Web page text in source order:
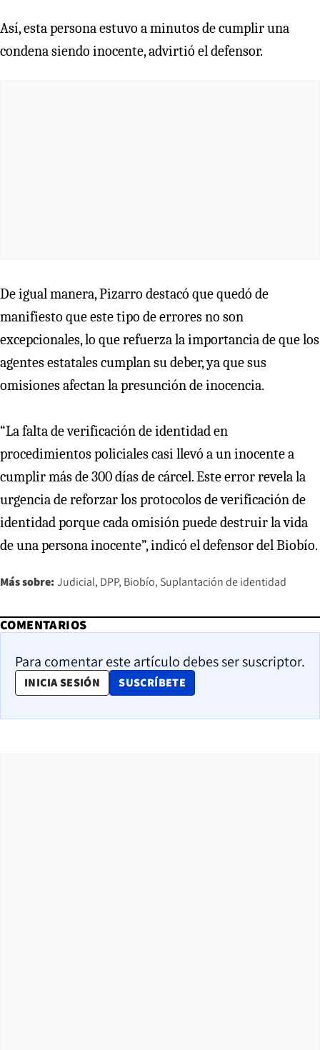
Así, esta persona estuvo a minutos de cumplir una
condena siendo inocente, advirtió el defensor.
De igual manera, Pizarro destacó que quedó de
manifiesto que este tipo de errores no son
excepcionales, lo que refuerza la importancia de que los
agentes estatales cumplan su deber, ya que sus
omisiones afectan la presunción de inocencia.
“La falta de verificación de identidad en
procedimientos policiales casi llevó a un inocente a
cumplir más de 300 días de cárcel. Este error revela la
urgencia de reforzar los protocolos de verificación de
identidad porque cada omisión puede destruir la vida
de una persona inocente”, indicó el defensor del Biobío.
Más sobre: Judicial DPP Biobío Suplantación de identidad
COMENTARIOS
Para comentar este artículo debes ser suscriptor.
INICIA SESIÓN SUSCRÍBETE
OPENS IN NEW WINDOW